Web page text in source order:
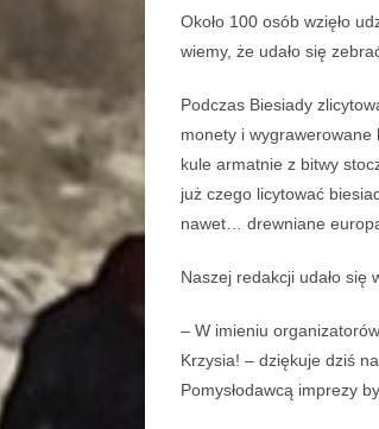
Około 100 osób wzięło
wiemy, że udało się
Podczas Biesiady
monety i wygrawerowane
kule armatnie z bitwy
już czego licytować
nawet… drewniane
Naszej redakcji udało się
– W imieniu
Krzysia! – dziękuje dziś
Pomysłodawcą imprezy